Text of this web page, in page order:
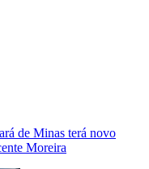
de Minas terá novo
Moreira